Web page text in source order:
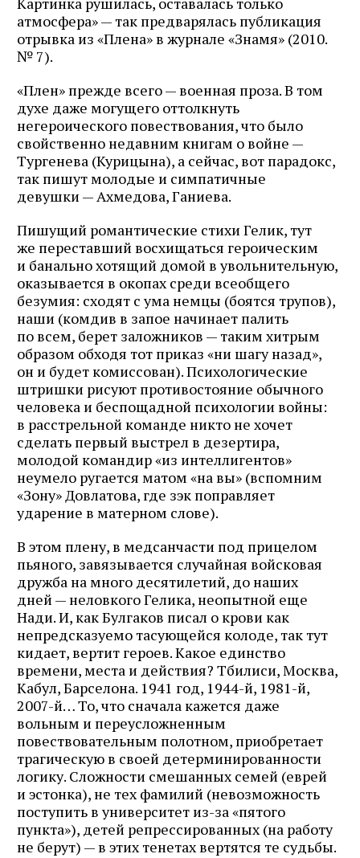
атмосфера» — так предварялась публикация
отрывка из «Плена» в журнале «Знамя» (2010.
№ 7).
«Плен» прежде всего — военная проза. В том
духе даже могущего оттолкнуть
негероического повествования, что было
свойственно недавним книгам о войне —
Тургенева (Курицына), а сейчас, вот парадокс,
так пишут молодые и симпатичные
девушки — Ахмедова, Ганиева.
Пишущий романтические стихи Гелик, тут
же переставший восхищаться героическим
и банально хотящий домой в увольнительную,
оказывается в окопах среди всеобщего
безумия: сходят с ума немцы (боятся трупов),
наши (комдив в запое начинает палить
по всем, берет заложников — таким хитрым
образом обходя тот приказ «ни шагу назад»,
он и будет комиссован). Психологические
штришки рисуют противостояние обычного
человека и беспощадной психологии войны:
в расстрельной команде никто не хочет
сделать первый выстрел в дезертира,
молодой командир «из интеллигентов»
неумело ругается матом «на вы» (вспомним
«Зону» Довлатова, где зэк поправляет
ударение в матерном слове).
В этом плену, в медсанчасти под прицелом
пьяного, завязывается случайная войсковая
дружба на много десятилетий, до наших
дней — неловкого Гелика, неопытной еще
Нади. И, как Булгаков писал о крови как
непредсказуемо тасующейся колоде, так тут
кидает, вертит героев. Какое единство
времени, места и действия? Тбилиси, Москва,
Кабул, Барселона. 1941 год, 1944-й, 1981-й,
2007-й… То, что сначала кажется даже
вольным и переусложненным
повествовательным полотном, приобретает
трагическую в своей детерминированности
логику. Сложности смешанных семей (еврей
и эстонка), не тех фамилий (невозможность
поступить в университет из-за «пятого
пункта»), детей репрессированных (на работу
не берут) — в этих тенетах вертятся те судьбы.